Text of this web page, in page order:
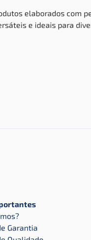
elaborados com
e ideais para
Garantia